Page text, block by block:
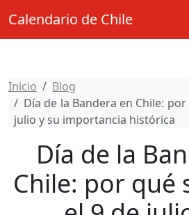
Calendario de Chile
Inicio
Blog
Día de la Bandera en Chile:
julio y su importancia histórica
Día de la
Chile: por qué